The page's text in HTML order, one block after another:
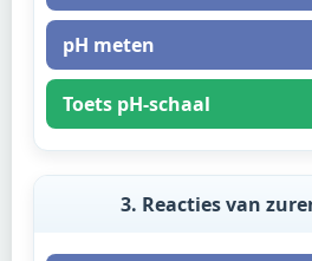
pH meten
Toets pH-schaal
3. Reacties van